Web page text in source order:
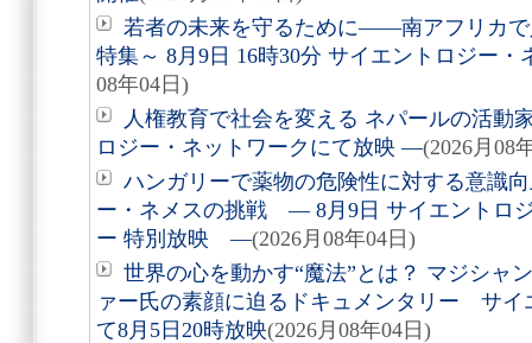
若者の未来を守るために――南アフリカ
特集～ 8月9日 16時30分 サイエントロジー・
08年04日)
人権教育で社会を変える ネパールの活動
ロジー・ネットワークにて放映 ―(2026月08
ハンガリーで薬物の危険性に対する意識
ー・ネメスの挑戦 ― 8月9日 サイエントロ
ー 特別放映 ―(2026月08年04日)
世界の心を動かす“魔法”とは？ マジシャ
ァー氏の素顔に迫るドキュメンタリー サイ
て8月5日20時放映(2026月08年04日)